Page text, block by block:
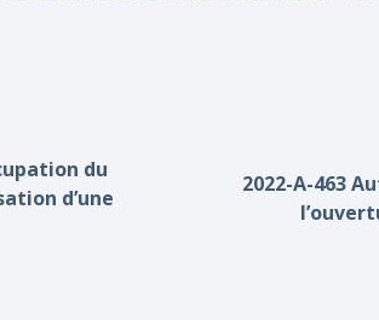
du
d’une
2022-A-463